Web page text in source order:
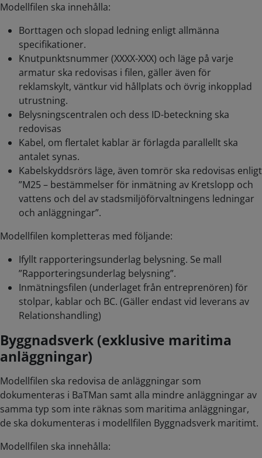
Modellfilen ska innehålla:
Borttagen och slopad ledning enligt allmänna
specifikationer.
Knutpunktsnummer (XXXX-XXX) och läge på varje
armatur ska redovisas i filen, gäller även för
reklamskylt, väntkur vid hållplats och övrig inkopplad
utrustning.
Belysningscentralen och dess ID-beteckning ska
redovisas
Kabel, om flertalet kablar är förlagda parallellt ska
antalet synas.
Kabelskyddsrörs läge, även tomrör ska redovisas enligt
”M25 – bestämmelser för inmätning av Kretslopp och
vattens och del av stadsmiljöförvaltningens ledningar
och anläggningar”.
Modellfilen kompletteras med följande:
Ifyllt rapporteringsunderlag belysning. Se mall
”Rapporteringsunderlag belysning”.
Inmätningsfilen (underlaget från entreprenören) för
stolpar, kablar och BC. (Gäller endast vid leverans av
Relationshandling)
Byggnadsverk (exklusive maritima
anläggningar)
Modellfilen ska redovisa de anläggningar som
dokumenteras i BaTMan samt alla mindre anläggningar av
samma typ som inte räknas som maritima anläggningar,
de ska dokumenteras i modellfilen Byggnadsverk maritimt.
Modellfilen ska innehålla: